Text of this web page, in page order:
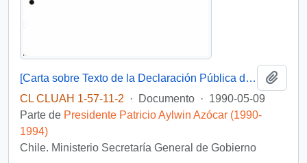
[Carta sobre Texto de la Declaración Pública de Ministros de Hacienda y Secretario Gral de Gobierno]
CL CLUAH 1-57-11-2
· Documento · 1990-05-09
Parte de Presidente Patricio Aylwin Azócar (1990-
1994)
Chile. Ministerio Secretaría General de Gobierno